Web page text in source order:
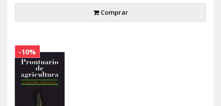
Comprar
-10%